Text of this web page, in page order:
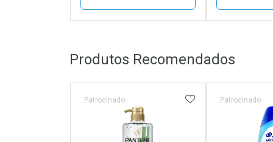
Laboratório
Por Menos Por
Produtos Recomendados
Patrocinado ADICIONAR AOS
Patrocinado